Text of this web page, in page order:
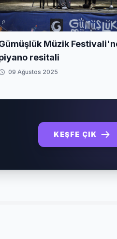
Müzik
resitali
09 Ağustos 2025
KEŞFE ÇIK